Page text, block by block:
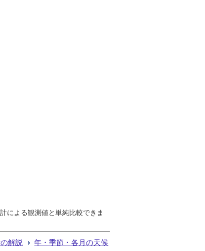
による観測値と単純比較できま
解説 年・季節・各月の天候